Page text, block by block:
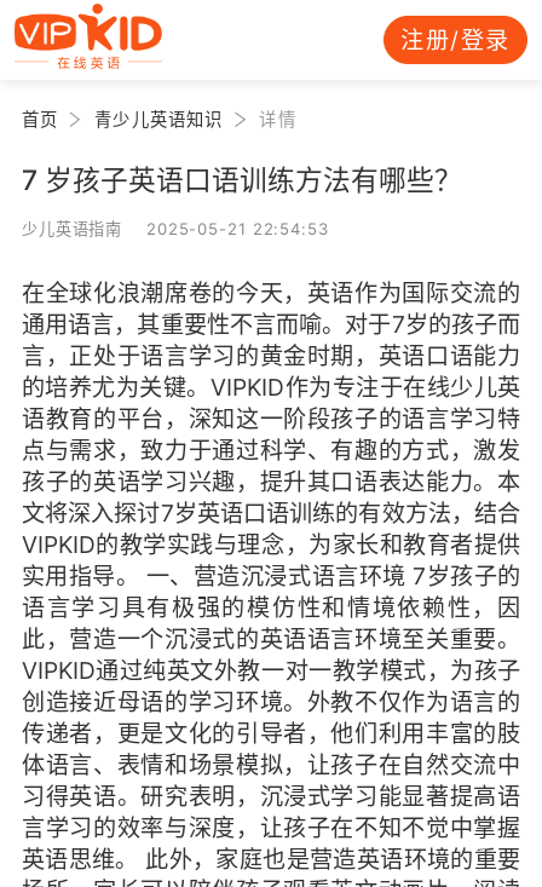
注册/登录
首页 青少儿英语知识 详情
7 岁孩子英语口语训练方法有哪些？
少儿英语指南 2025-05-21 22:54:53
在全球化浪潮席卷的今天，英语作为国际交流的
通用语言，其重要性不言而喻。对于7岁的孩子而
言，正处于语言学习的黄金时期，英语口语能力
的培养尤为关键。VIPKID作为专注于在线少儿英
语教育的平台，深知这一阶段孩子的语言学习特
点与需求，致力于通过科学、有趣的方式，激发
孩子的英语学习兴趣，提升其口语表达能力。本
文将深入探讨7岁英语口语训练的有效方法，结合
VIPKID的教学实践与理念，为家长和教育者提供
实用指导。 一、营造沉浸式语言环境 7岁孩子的
语言学习具有极强的模仿性和情境依赖性，因
此，营造一个沉浸式的英语语言环境至关重要。
VIPKID通过纯英文外教一对一教学模式，为孩子
创造接近母语的学习环境。外教不仅作为语言的
传递者，更是文化的引导者，他们利用丰富的肢
体语言、表情和场景模拟，让孩子在自然交流中
习得英语。研究表明，沉浸式学习能显著提高语
言学习的效率与深度，让孩子在不知不觉中掌握
英语思维。 此外，家庭也是营造英语环境的重要